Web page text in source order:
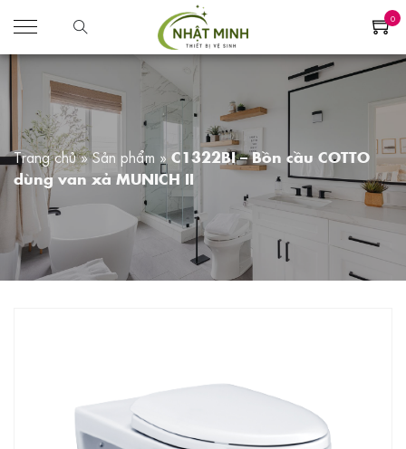
0
Trang chủ»Sản phẩm » C1322BI – Bồn cầu COTTO
dùng van xả MUNICH II